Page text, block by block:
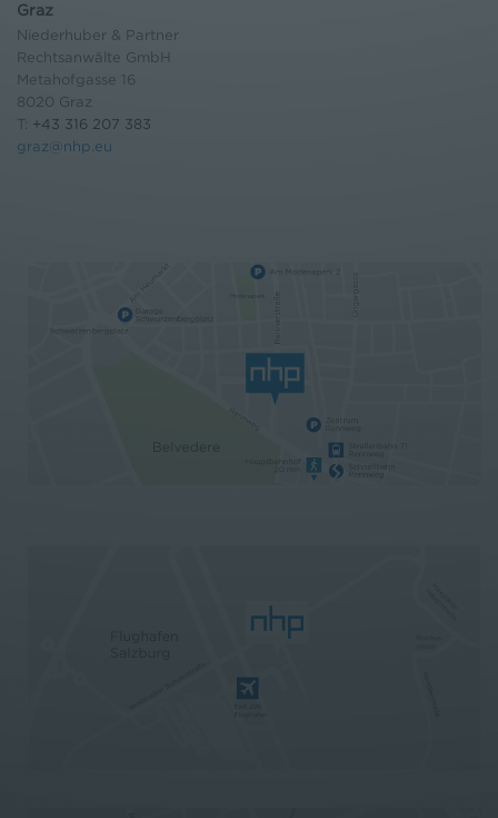
Graz
Niederhuber & Partner
Rechtsanwälte GmbH
Metahofgasse 16
8020 Graz
T: +43 316 207 383
graz@nhp.eu